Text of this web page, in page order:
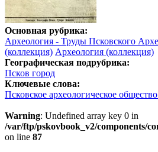
Основная рубрика:
Археология - Труды Псковского
(коллекция) Археология (коллекция)
Географическая подрубрика:
Псков город
Ключевые слова:
Псковское археологическое
Warning: Undefined array key 0 in
/var/ftp/pskovbook_v2/components/
on line 87